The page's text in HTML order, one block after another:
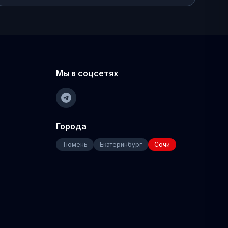
Мы в соцсетях
Города
Тюмень Екатеринбург Сочи